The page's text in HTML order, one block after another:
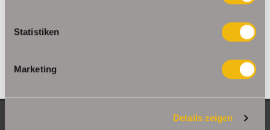
Statistiken
Marketing
Details zeigen
Einfamilienhäuser Am
Ettersberg